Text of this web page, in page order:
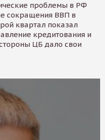
проблемы в РФ
сокращения ВВП в
квартал показал
кредитования и
ЦБ дало свои